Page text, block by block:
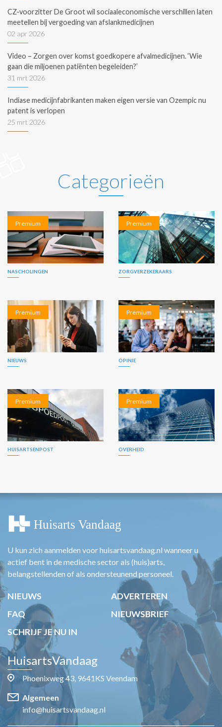
CZ-voorzitter De Groot wil sociaaleconomische verschillen laten
meetellen bij vergoeding van afslankmedicijnen
02 apr 2026
Video – Zorgen over komst goedkopere afvalmedicijnen. ‘Wie
gaan die miljoenen patiënten begeleiden?’
31 mrt 2026
Indiase medicijnfabrikanten maken eigen versie van Ozempic nu
patent is verlopen
25 mrt 2026
Categorieën
Premium
NASCHOLINGEN
Premium
ZORGVERZEKERAARS
Premium
NIEUWS
Premium
OPINIE
Premium
HUISARTSENPOST
Premium
OVERHEID
U kun zich aanmelden voor huisartsvandaag.nl wanneer u
actief bent in de medische sector als (huis)arts,
belangstellenden of als ondersteunend personeel.
NIEUWS
ADVERTEREN
FAQ
NIEUWSBRIEF
SCHRIJF JE NU IN
HuisartsVandaag
Phoenixweg 43, 9641KS Veendam
Algemeen
info@huisartsvandaag.nl